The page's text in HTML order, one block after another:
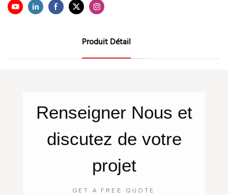
Produit Détail
Renseigner Nous et
discutez de votre
projet
GET A FREE QUOTE